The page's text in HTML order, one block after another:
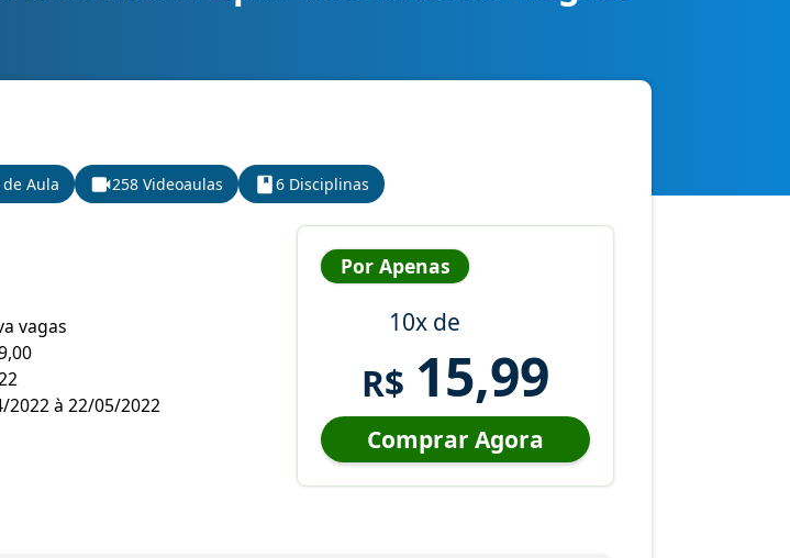
Aula 258 Videoaulas 6 Disciplinas
vagas
à 22/05/2022
Por Apenas
10x de
R$ 15,99
Comprar Agora